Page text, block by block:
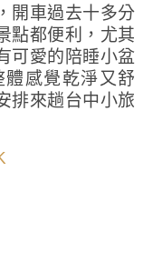
開車過去十多分
點都便利，尤其
可愛的陪睡小盆
感覺乾淨又舒
排來趟台中小旅